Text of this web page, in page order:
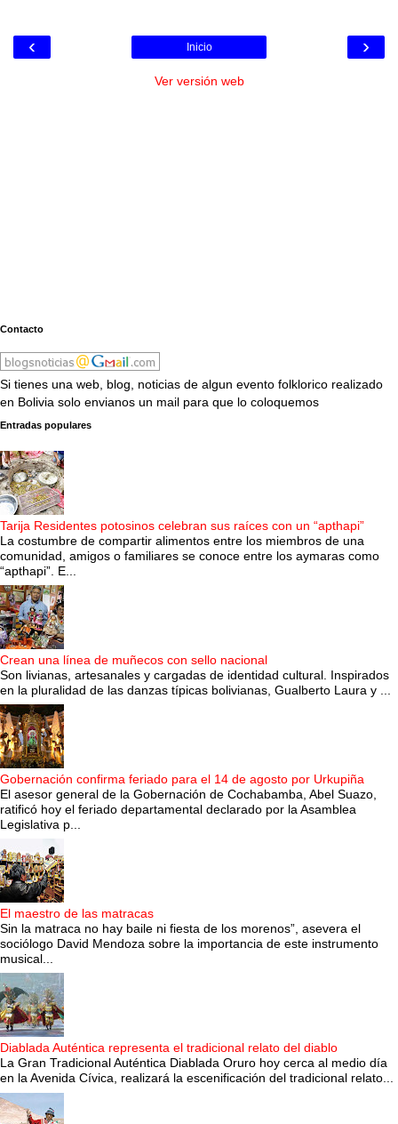
‹ ›
Inicio
Ver versión web
Contacto
Si tienes una web, blog, noticias de algun evento folklorico realizado
en Bolivia solo envianos un mail para que lo coloquemos
Entradas populares
Tarija Residentes potosinos celebran sus raíces con un “apthapi”
La costumbre de compartir alimentos entre los miembros de una
comunidad, amigos o familiares se conoce entre los aymaras como
“apthapi”. E...
Crean una línea de muñecos con sello nacional
Son livianas, artesanales y cargadas de identidad cultural. Inspirados
en la pluralidad de las danzas típicas bolivianas, Gualberto Laura y ...
Gobernación confirma feriado para el 14 de agosto por Urkupiña
El asesor general de la Gobernación de Cochabamba, Abel Suazo,
ratificó hoy el feriado departamental declarado por la Asamblea
Legislativa p...
El maestro de las matracas
Sin la matraca no hay baile ni fiesta de los morenos”, asevera el
sociólogo David Mendoza sobre la importancia de este instrumento
musical...
Diablada Auténtica representa el tradicional relato del diablo
La Gran Tradicional Auténtica Diablada Oruro hoy cerca al medio día
en la Avenida Cívica, realizará la escenificación del tradicional relato...